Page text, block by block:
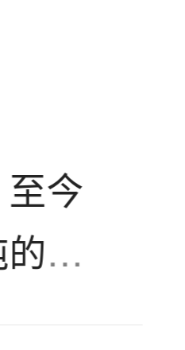
金以
与石
态存
以
今
大
后，